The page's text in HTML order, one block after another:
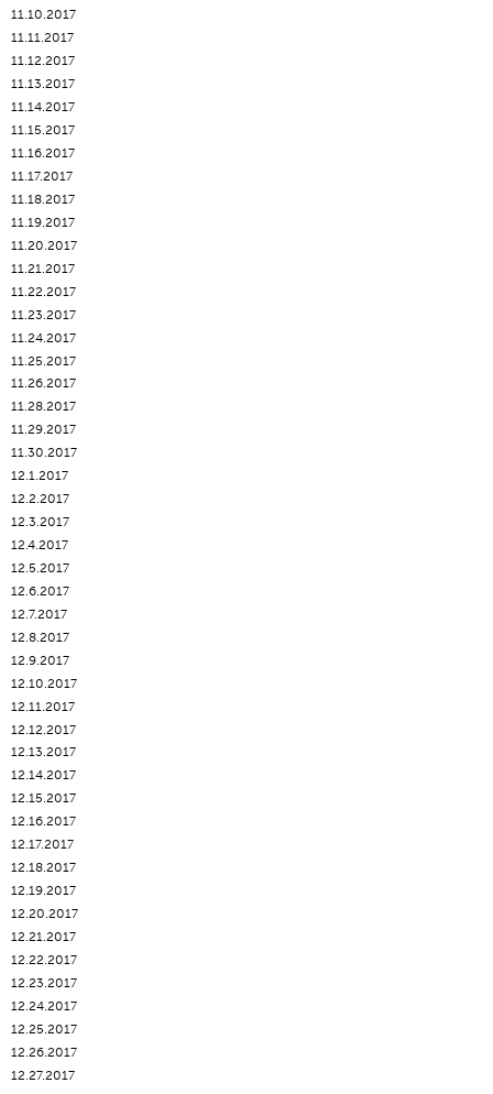
11.10.2017
11.11.2017
11.12.2017
11.13.2017
11.14.2017
11.15.2017
11.16.2017
11.17.2017
11.18.2017
11.19.2017
11.20.2017
11.21.2017
11.22.2017
11.23.2017
11.24.2017
11.25.2017
11.26.2017
11.28.2017
11.29.2017
11.30.2017
12.1.2017
12.2.2017
12.3.2017
12.4.2017
12.5.2017
12.6.2017
12.7.2017
12.8.2017
12.9.2017
12.10.2017
12.11.2017
12.12.2017
12.13.2017
12.14.2017
12.15.2017
12.16.2017
12.17.2017
12.18.2017
12.19.2017
12.20.2017
12.21.2017
12.22.2017
12.23.2017
12.24.2017
12.25.2017
12.26.2017
12.27.2017